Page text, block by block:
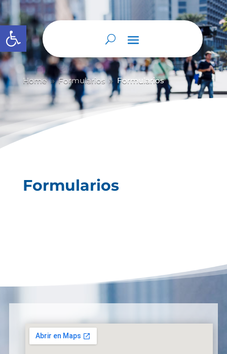
Abrir barra de herramientas
Home 9 Formularios 9 Formularios
Formularios